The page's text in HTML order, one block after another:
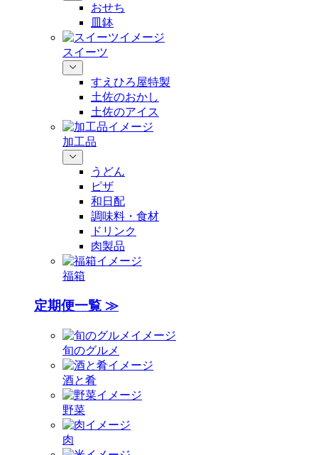
おせち
皿鉢
スイーツ
すえひろ屋特製
土佐のおかし
土佐のアイス
加工品
うどん
ピザ
和日配
調味料・食材
ドリンク
肉製品
福箱
定期便一覧 ≫
旬のグルメ
酒と肴
野菜
肉